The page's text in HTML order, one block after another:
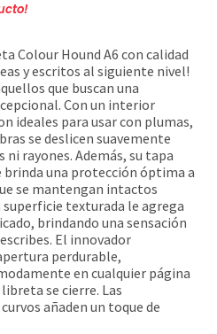
Colour Hound A6 con calidad
y escritos al siguiente nivel!
que buscan una
Con un interior
ideales para usar con plumas,
se deslicen suavemente
rayones. Además, su tapa
una protección óptima a
se mantengan intactos
texturada le agrega
brindando una sensación
El innovador
perdurable,
en cualquier página
se cierre. Las
añaden un toque de